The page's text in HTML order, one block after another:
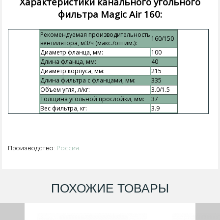
фильтра Magic Air 160:
Рекомендуемая производительность
вентилятора, м3/ч (макс./оптим.):
160/150
Диаметр фланца, мм:
100
Длина фланца, мм:
40
Диаметр корпуса, мм:
215
Длина фильтра с фланцами, мм:
335
Объем угля, л/кг:
3.0/1.5
Толщина угольной прослойки, мм:
37
Вес фильтра, кг:
3.9
Производство: Россия.
ПОХОЖИЕ ТОВАРЫ